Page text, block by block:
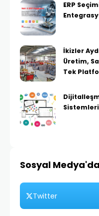
ERP
İkizler
Üretim,
Tek
Sistemleri
Sosyal
Twitter